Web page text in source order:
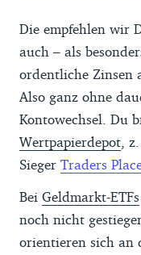
Die empfehlen wir
auch – als
ordentliche Zinsen
Also ganz ohne
Kontowechsel. Du
Wertpapierdepot ,
Sieger Traders
Bei Geldmarkt-ETFs
noch nicht
orientieren sich an